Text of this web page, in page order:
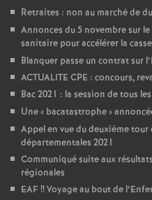
Retraites : non au marché de
Annonces du 5 novembre sur
sanitaire pour accélérer la
Blanquer passe un contrat sur
ACTUALITE CPE : concours,
Bac 2021 : la session de tous
Une « bacatastrophe»
Appel en vue du deuxième
départementales 2021
Communiqué suite aux
régionales
EAF!! Voyage au bout de